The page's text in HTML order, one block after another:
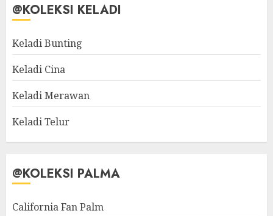
@KOLEKSI KELADI
Keladi Bunting
Keladi Cina
Keladi Merawan
Keladi Telur
@KOLEKSI PALMA
California Fan Palm